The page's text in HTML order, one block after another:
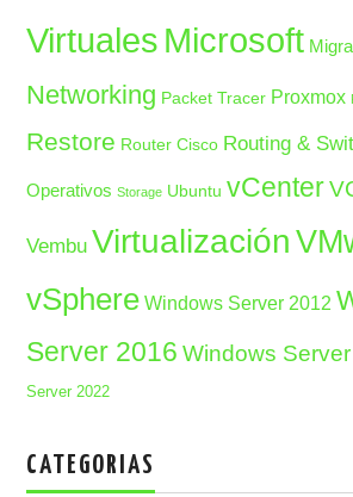
Virtuales Microsoft
Networking Packet Tracer Proxmox
Restore Router Cisco Routing &
Operativos Storage Ubuntu vCenter
Vembu Virtualización
vSphere Windows Server 2012
Server 2016 Windows
Server 2022
CATEGORIAS